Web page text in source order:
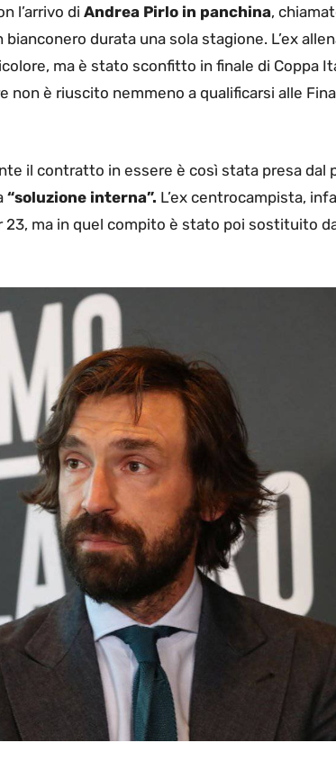
l’arrivo di Andrea Pirlo in panchina,
bianconero durata una sola stagione. L’ex
ma è stato sconfitto in finale di Coppa
non è riuscito nemmeno a qualificarsi alle
il contratto in essere è così stata presa dal
“soluzione interna”. L’ex centrocampista,
ma in quel compito è stato poi sostituito